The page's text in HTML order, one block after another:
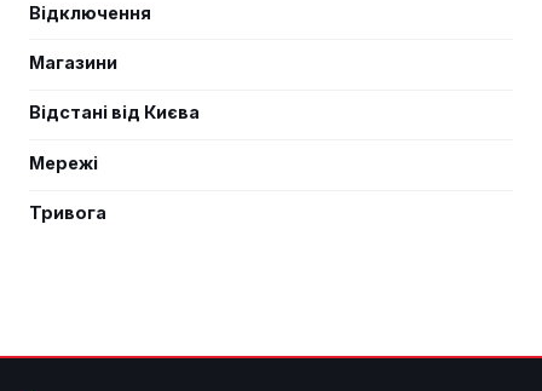
Відключення
Магазини
Відстані від Києва
Мережі
Тривога